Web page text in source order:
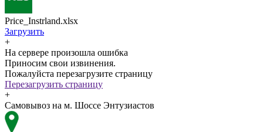
Price_Instrland.xlsx
Загрузить
+
На сервере произошла ошибка
Приносим свои извинения.
Пожалуйста перезагрузите страницу
Перезагрузить страницу
+
Самовывоз на м. Шоссе Энтузиастов